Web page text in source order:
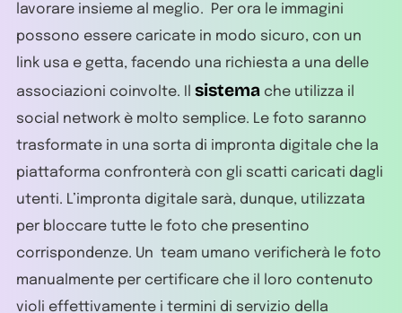
lavorare insieme al meglio. Per ora le immagini
possono essere caricate in modo sicuro, con un
link usa e getta, facendo una richiesta a una delle
associazioni coinvolte. Il sistema che utilizza il
social network è molto semplice. Le foto saranno
trasformate in una sorta di impronta digitale che la
piattaforma confronterà con gli scatti caricati dagli
utenti. L’impronta digitale sarà, dunque, utilizzata
per bloccare tutte le foto che presentino
corrispondenze. Un team umano verificherà le foto
manualmente per certificare che il loro contenuto
violi effettivamente i termini di servizio della